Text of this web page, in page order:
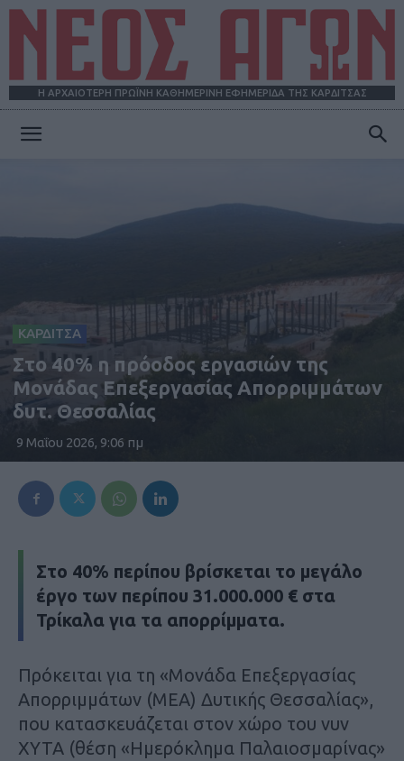
Η ΑΡΧΑΙΟΤΕΡΗ ΠΡΩΪΝΗ ΚΑΘΗΜΕΡΙΝΗ ΕΦΗΜΕΡΙΔΑ ΤΗΣ ΚΑΡΔΙΤΣΑΣ
ΚΑΡΔΙΤΣΑ
Στο 40% η πρόοδος εργασιών της
Μονάδας Επεξεργασίας Απορριμμάτων
δυτ. Θεσσαλίας
9 Μαΐου 2026, 9:06 πμ
Στο 40% περίπου βρίσκεται το μεγάλο
έργο των περίπου 31.000.000 € στα
Τρίκαλα για τα απορρίμματα.
Πρόκειται για τη «Μονάδα Επεξεργασίας
Απορριμμάτων (ΜΕΑ) Δυτικής Θεσσαλίας»,
που κατασκευάζεται στον χώρο του νυν
ΧΥΤΑ (θέση «Ημερόκλημα Παλαιοσμαρίνας»